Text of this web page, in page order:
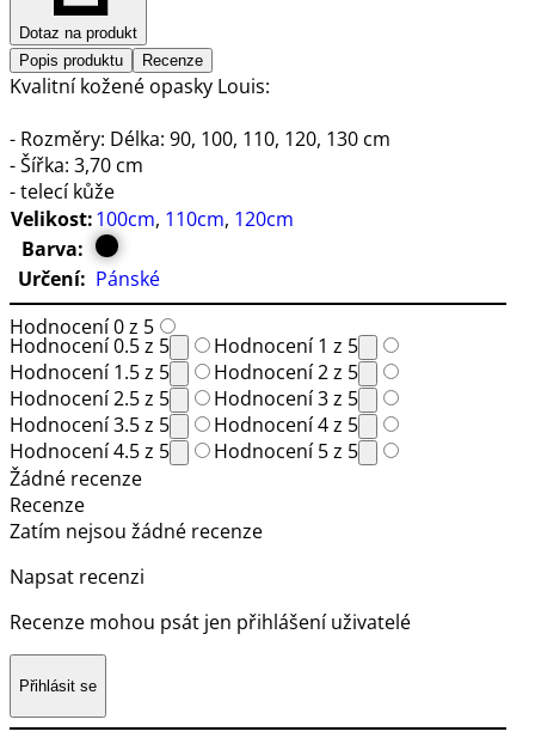
Dotaz na produkt
Popis produktu
Recenze
Kvalitní kožené opasky Louis:
- Rozměry: Délka: 90, 100, 110, 120, 130 cm
- Šířka: 3,70 cm
- telecí kůže
Velikost:100cm, 110cm, 120cm
Barva:
Určení: Pánské
Hodnocení 0 z 5
Hodnocení 0.5 z 5
Hodnocení 1 z 5
Hodnocení 1.5 z 5
Hodnocení 2 z 5
Hodnocení 2.5 z 5
Hodnocení 3 z 5
Hodnocení 3.5 z 5
Hodnocení 4 z 5
Hodnocení 4.5 z 5
Hodnocení 5 z 5
Žádné recenze
Recenze
Zatím nejsou žádné recenze
Napsat recenzi
Recenze mohou psát jen přihlášení uživatelé
Přihlásit se